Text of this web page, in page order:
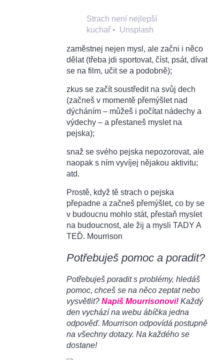
Strach není nejlepší
kuchař • Unsplash
zaměstnej nejen mysl, ale začni i něco
dělat (třeba jdi sportovat, číst, psát, dívat
se na film, učit se a podobně);
zkus se začít soustředit na svůj dech
(začneš v momentě přemýšlet nad
dýcháním – můžeš i počítat nádechy a
výdechy – a přestaneš myslet na
pejska);
snaž se svého pejska nepozorovat, ale
naopak s ním vyvíjej nějakou aktivitu;
atd.
Prostě, když tě strach o pejska
přepadne a začneš přemýšlet, co by se
v budoucnu mohlo stát, přestaň myslet
na budoucnost, ale žij a mysli TADY A
TEĎ. Mourrison
Potřebuješ pomoc a poradit?
Potřebuješ poradit s problémy, hledáš
pomoc, chceš se na něco zeptat nebo
vysvětlit? Napiš Mourrisonovi! Každý
den vychází na webu ábíčka jedna
odpověď. Mourrison odpovídá postupně
na všechny dotazy. Na každého se
dostane!